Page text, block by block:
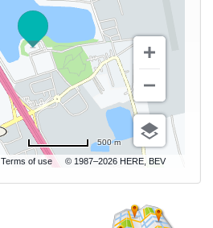
Terms of use © 1987–2026 HERE, BEV
500 m